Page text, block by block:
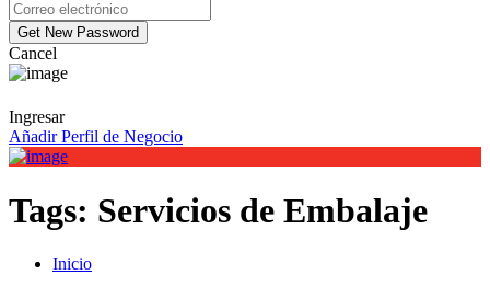
Cancel
Ingresar
Añadir Perfil de Negocio
Tags: Servicios de Embalaje
Inicio